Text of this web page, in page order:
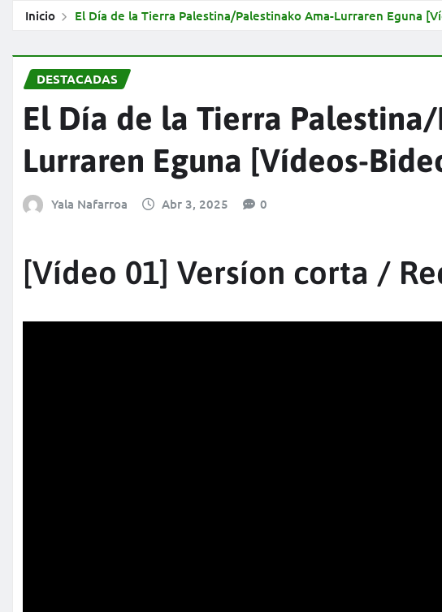
Inicio El Día de la Tierra Palestina/Palestinako Ama-Lurraren Eguna
DESTACADAS
El Día de la Tierra
Lurraren Eguna [Vídeos-
Yala Nafarroa Abr 3, 2025 0
[Vídeo 01] Versíon corta /